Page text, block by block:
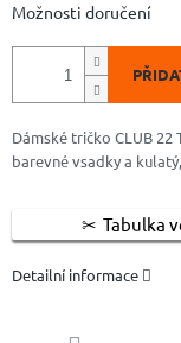
Možnosti doručení
Dámské tričko CLUB
barevné vsadky a
Tabulka
Detailní informace